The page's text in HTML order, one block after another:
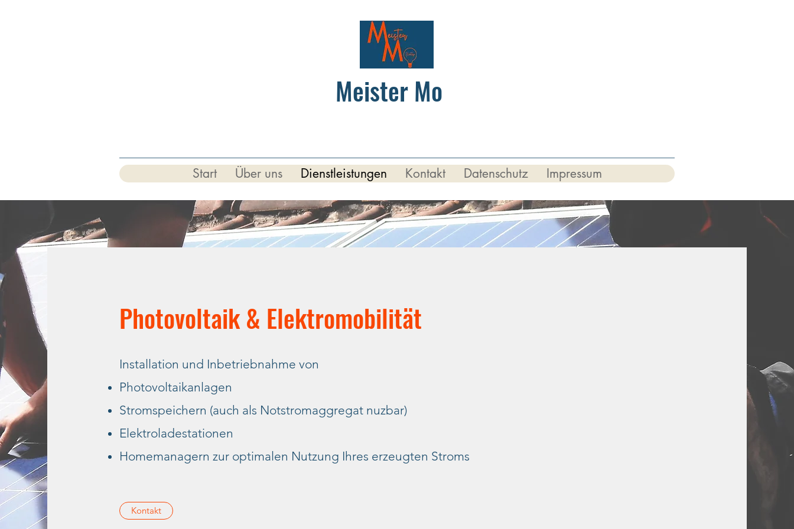
Meister Mo
Start Über uns Dienstleistungen Kontakt Datenschutz Impressum
Photovoltaik & Elektromobilität
Installation und Inbetriebnahme von
Photovoltaikanlagen
Stromspeichern (auch als Notstromaggregat nuzbar)
Elektroladestationen
Homemanagern zur optimalen Nutzung Ihres erzeugten Stroms
Kontakt